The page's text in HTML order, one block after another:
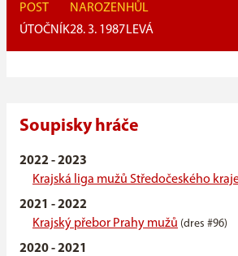
POST
ÚTOČNÍK
NAROZEN
28. 3. 1987
HŮL
LEVÁ
Soupisky hráče
2022 - 2023
Krajská liga mužů Středočeského
2021 - 2022
Krajský přebor Prahy mužů (dres #96)
2020 - 2021